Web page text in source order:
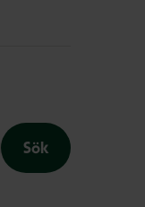
Sök